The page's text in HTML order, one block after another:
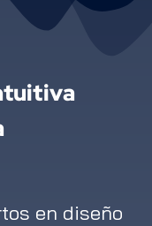
en diseño